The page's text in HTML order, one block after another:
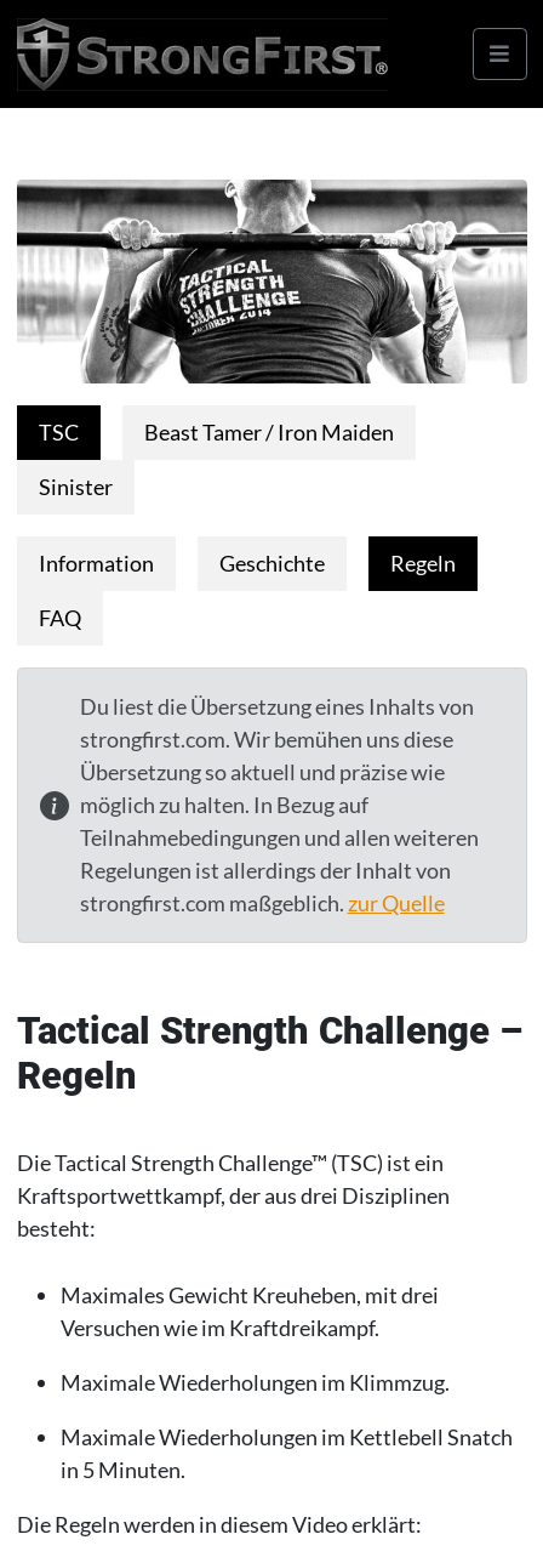
TSC Beast Tamer / Iron Maiden
Sinister
Information Geschichte Regeln
FAQ
Du liest die Übersetzung eines Inhalts von
strongfirst.com. Wir bemühen uns diese
Übersetzung so aktuell und präzise wie
möglich zu halten. In Bezug auf
Teilnahmebedingungen und allen weiteren
Regelungen ist allerdings der Inhalt von
strongfirst.com maßgeblich. zur Quelle
Tactical Strength Challenge –
Regeln
Die Tactical Strength Challenge™ (TSC) ist ein
Kraftsportwettkampf, der aus drei Disziplinen
besteht:
Maximales Gewicht Kreuheben, mit drei
Versuchen wie im Kraftdreikampf.
Maximale Wiederholungen im Klimmzug.
Maximale Wiederholungen im Kettlebell Snatch
in 5 Minuten.
Die Regeln werden in diesem Video erklärt: